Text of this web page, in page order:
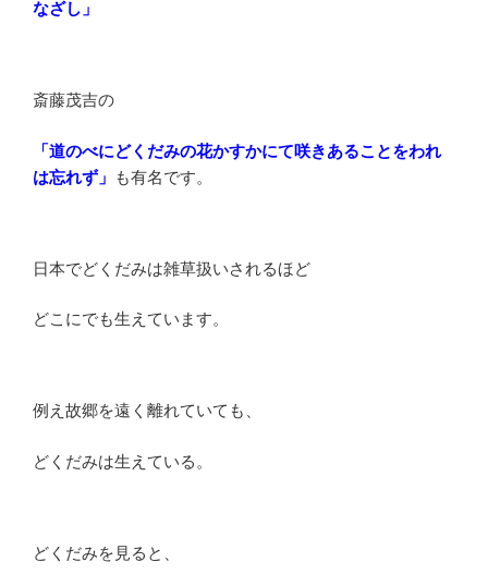
なざし」
斎藤茂吉の
「道のべにどくだみの花かすかにて咲きあることをわれ
は忘れず」
も有名です。
日本でどくだみは雑草扱いされるほど
どこにでも生えています。
例え故郷を遠く離れていても、
どくだみは生えている。
どくだみを見ると、